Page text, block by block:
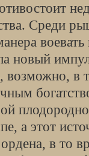
Среди
новый
возможно, в
а этот
в то